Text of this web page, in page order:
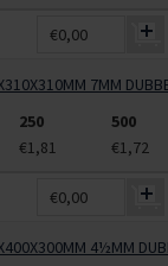
€0,00
7MM
250 500
€1,81 €1,72
€0,00
4½MM